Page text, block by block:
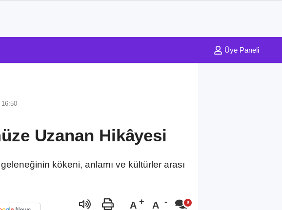
Üye Paneli
16:50
Uzanan Hikâyesi
kökeni, anlamı ve kültürler arası
A A